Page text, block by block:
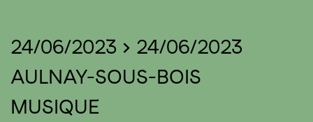
24/06/2023 > 24/06/2023
AULNAY-SOUS-BOIS
MUSIQUE